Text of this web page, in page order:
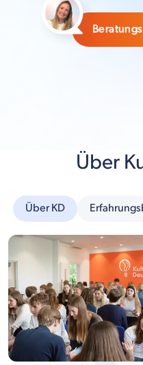
Über
Über KD